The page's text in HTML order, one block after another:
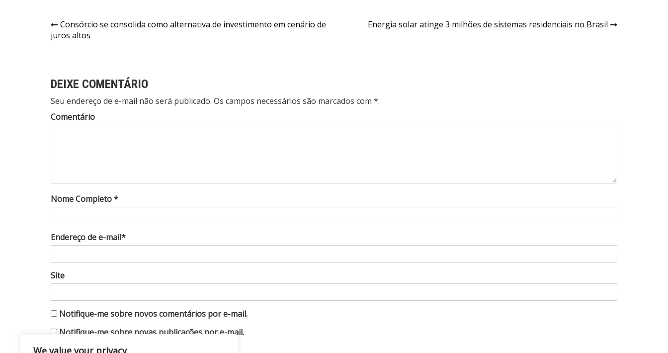
We value your privacy
Navegação
de
Consórcio se consolida como alternativa de investimento em cenário de
juros altos
Energia solar atinge 3 milhões de sistemas residenciais no Brasil
DEIXE COMENTÁRIO
Seu endereço de e-mail não será publicado. Os campos necessários são marcados com *.
Comentário
Nome Completo *
Endereço de e-mail*
Site
Notifique-me sobre novos comentários por e-mail.
Notifique-me sobre novas publicações por e-mail.